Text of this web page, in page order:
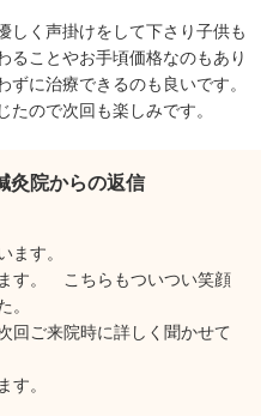
しく声掛けをして下さり子供も
ることやお手頃価格なのもあり
に治療できるのも良いです。
ので次回も楽しみです。
灸院からの返信
ます。
す。 こちらもついつい笑顔
。
回ご来院時に詳しく聞かせて
す。